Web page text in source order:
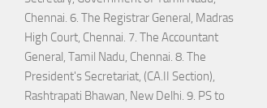
Chennai. 6. The Registrar General, Madras
High Court, Chennai. 7. The Accountant
General, Tamil Nadu, Chennai. 8. The
President's Secretariat, (CA.II Section),
Rashtrapati Bhawan, New Delhi. 9. PS to